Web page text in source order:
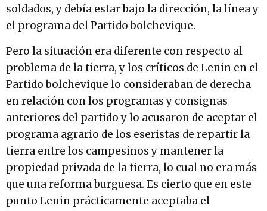
soldados, y debía estar bajo la dirección, la línea y
el programa del Partido bolchevique.
Pero la situación era diferente con respecto al
problema de la tierra, y los críticos de Lenin en el
Partido bolchevique lo consideraban de derecha
en relación con los programas y consignas
anteriores del partido y lo acusaron de aceptar el
programa agrario de los eseristas de repartir la
tierra entre los campesinos y mantener la
propiedad privada de la tierra, lo cual no era más
que una reforma burguesa. Es cierto que en este
punto Lenin prácticamente aceptaba el